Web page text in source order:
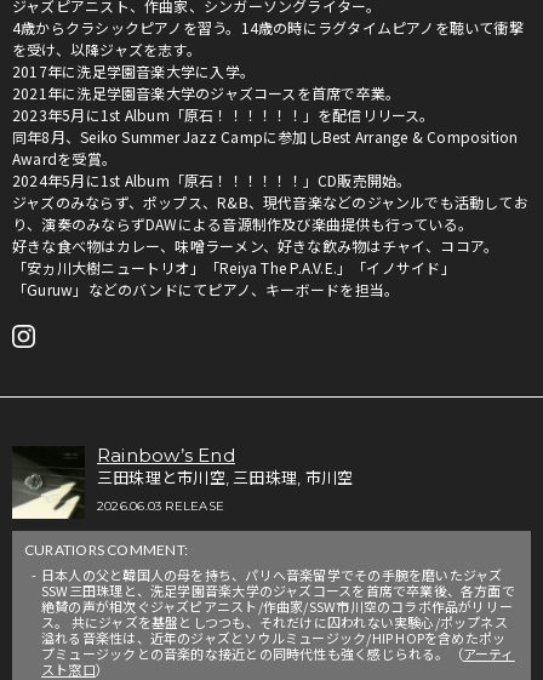
ジャズピアニスト、作曲家、シンガーソングライター。
4歳からクラシックピアノを習う。14歳の時にラグタイムピアノを聴いて衝撃
を受け、以降ジャズを志す。
2017年に洗足学園音楽大学に入学。
2021年に洗足学園音楽大学のジャズコースを首席で卒業。
2023年5月に1st Album「原石！！！！！！」を配信リリース。
同年8月、Seiko Summer Jazz Campに参加しBest Arrange & Composition
Awardを受賞。
2024年5月に1st Album「原石！！！！！！」CD販売開始。
ジャズのみならず、ポップス、R&B、現代音楽などのジャンルでも活動してお
り、演奏のみならずDAWによる音源制作及び楽曲提供も行っている。
好きな食べ物はカレー、味噌ラーメン、好きな飲み物はチャイ、ココア。
「安ヵ川大樹ニュートリオ」「Reiya The P.A.V.E.」「イノサイド」
「Guruw」などのバンドにてピアノ、キーボードを担当。
Rainbow’s End
三田珠理と市川空, 三田珠理, 市川空
2026.06.03 RELEASE
CURATIORS COMMENT:
日本人の父と韓国人の母を持ち、パリへ音楽留学でその手腕を磨いたジャズ
SSW三田珠理と、洗足学園音楽大学のジャズコースを首席で卒業後、各方面で
絶賛の声が相次ぐジャズピアニスト/作曲家/SSW市川空のコラボ作品がリリー
ス。 共にジャズを基盤としつつも、それだけに囚われない実験心/ポップネス
溢れる音楽性は、近年のジャズとソウルミュージック/HIP HOPを含めたポッ
プミュージックとの音楽的な接近との同時代性も強く感じられる。（アーティ
スト窓口）